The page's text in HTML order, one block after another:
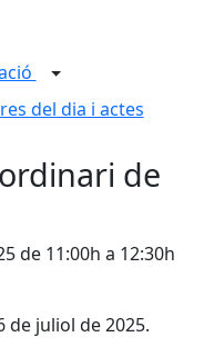
del dia i actes
de
de 11:00h a 12:30h
de juliol de 2025.